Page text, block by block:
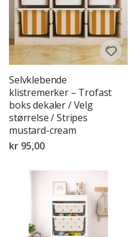
Selvklebende
klistremerker – Trofast
boks dekaler / Velg
størrelse / Stripes
mustard-cream
kr 95,00